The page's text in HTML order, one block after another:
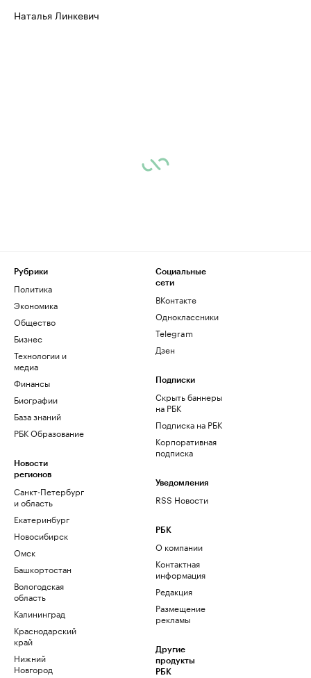
Наталья Линкевич
Рубрики
Политика
Экономика
Общество
Бизнес
Технологии и
медиа
Финансы
Биографии
База знаний
РБК Образование
Новости
регионов
Санкт-Петербург
и область
Екатеринбург
Новосибирск
Омск
Башкортостан
Вологодская
область
Калининград
Краснодарский
край
Нижний
Новгород
Социальные
сети
ВКонтакте
Одноклассники
Telegram
Дзен
Подписки
Скрыть баннеры
на РБК
Подписка на РБК
Корпоративная
подписка
Уведомления
RSS Новости
РБК
О компании
Контактная
информация
Редакция
Размещение
рекламы
Другие
продукты
РБК